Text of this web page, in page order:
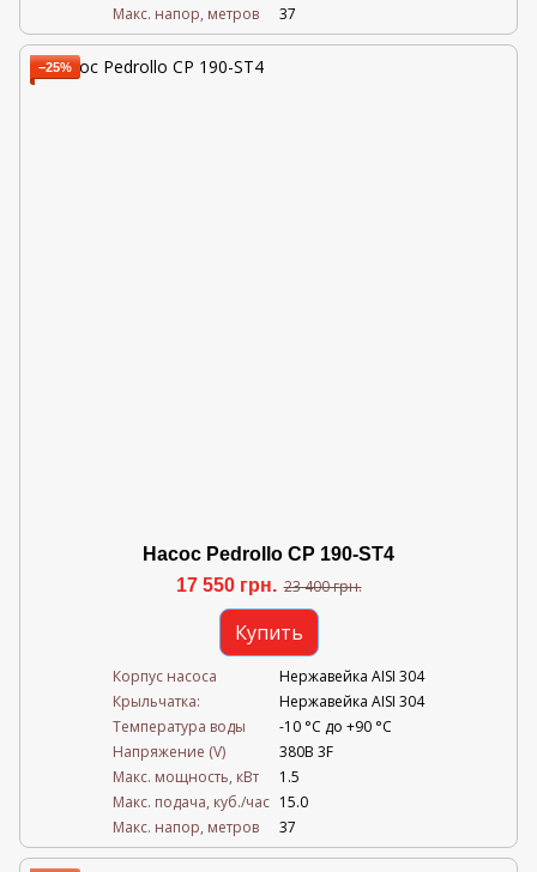
Maкс. напор, метров
37
−25%
Насос Pedrollo CP 190-ST4
17 550 грн. 23 400 грн.
Купить
Корпус насоса
Нержавейка AISI 304
Крыльчатка:
Нержавейка AISI 304
Температура воды
-10 °C до +90 °C
Напряжение (V)
380В 3F
Mакс. мощность, кВт
1.5
Mакс. подача, куб./час 15.0
Maкс. напор, метров
37